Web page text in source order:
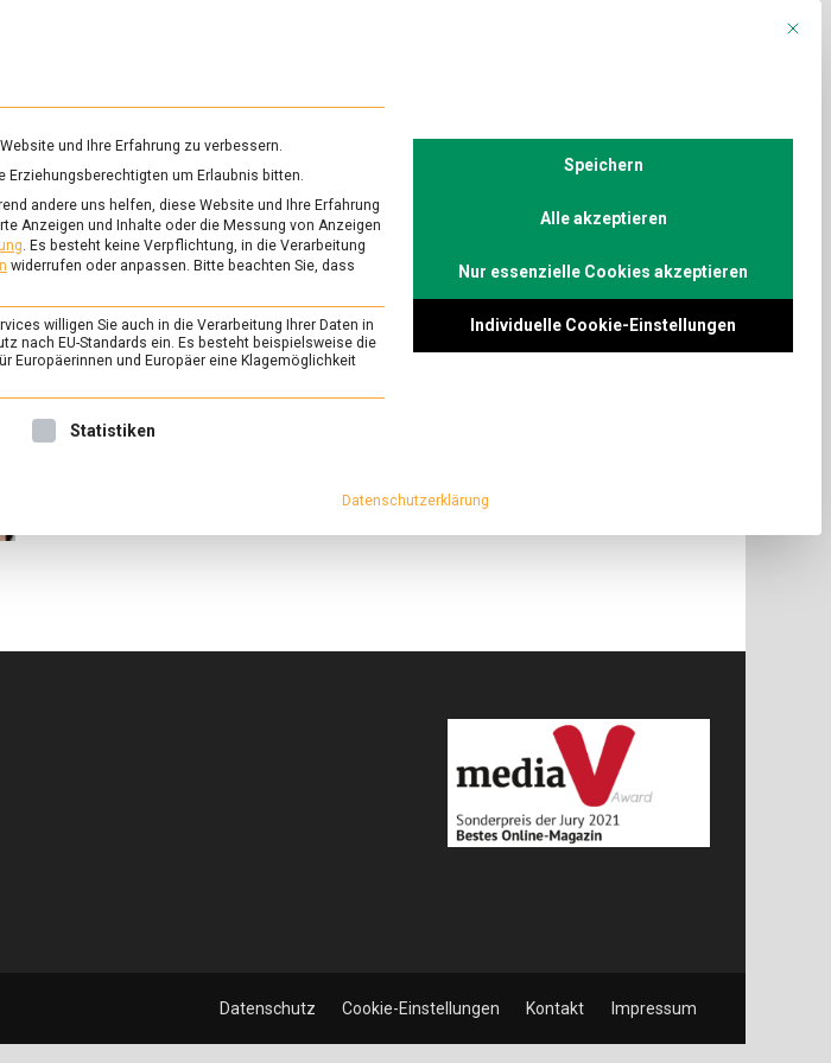
ERNÄHRUNG & GESUNDHEIT/FEATURED
Echter Käse ohne Muh?
2. Dezember 2022 Johannes Comment
Leben ohne Käse ist möglich, aber sinnlos.
Lebensmittelmagazin.de hat mit dem Berliner
Datenschutz Cookie-Einstellungen Kontakt Impressum
Mit
und Ihre Erfahrung zu verbessern.
Erziehungsberechtigten um Erlaubnis bitten.
andere uns helfen, diese Website und Ihre Erfahrung
Anzeigen und Inhalte oder die Messung von Anzeigen
. Es besteht keine Verpflichtung, in die Verarbeitung
widerrufen oder anpassen. Bitte beachten Sie, dass
willigen Sie auch in die Verarbeitung Ihrer Daten in
nach EU-Standards ein. Es besteht beispielsweise die
Europäerinnen und Europäer eine Klagemöglichkeit
Die erste Service-Gruppe ist essenziell und kann nicht abgewählt werden.
Statistiken
Speichern
Alle akzeptieren
Nur essenzielle Cookies akzeptieren
Individuelle Cookie-Einstellungen
Datenschutzerklärung